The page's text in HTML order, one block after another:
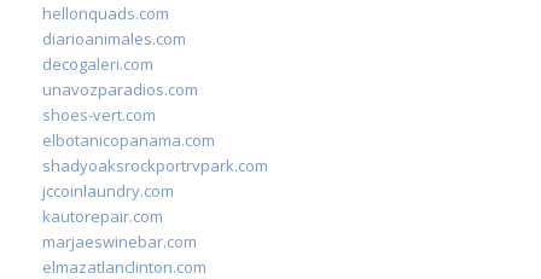
hellonquads.com
diarioanimales.com
decogaleri.com
unavozparadios.com
shoes-vert.com
elbotanicopanama.com
shadyoaksrockportrvpark.com
jccoinlaundry.com
kautorepair.com
marjaeswinebar.com
elmazatlanclinton.com